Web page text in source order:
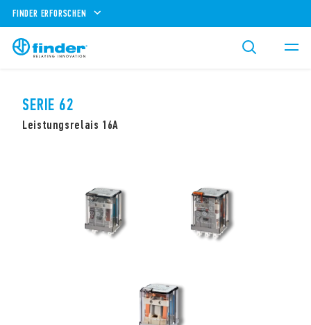
FINDER ERFORSCHEN
SERIE 62
Leistungsrelais 16A